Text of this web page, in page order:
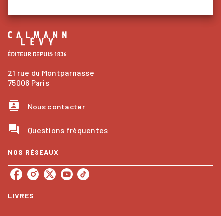
21 rue du Montparnasse
75006 Paris
contacts Nous contacter
question_answer Questions fréquentes
NOS RÉSEAUX
LIVRES